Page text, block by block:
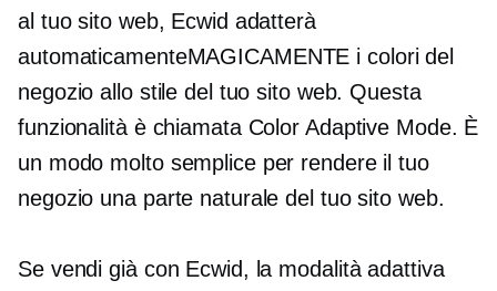
al tuo sito web, Ecwid adatterà
automaticamenteMAGICAMENTE i colori del
negozio allo stile del tuo sito web. Questa
funzionalità è chiamata Color Adaptive Mode. È
un modo molto semplice per rendere il tuo
negozio una parte naturale del tuo sito web.
Se vendi già con Ecwid, la modalità adattiva